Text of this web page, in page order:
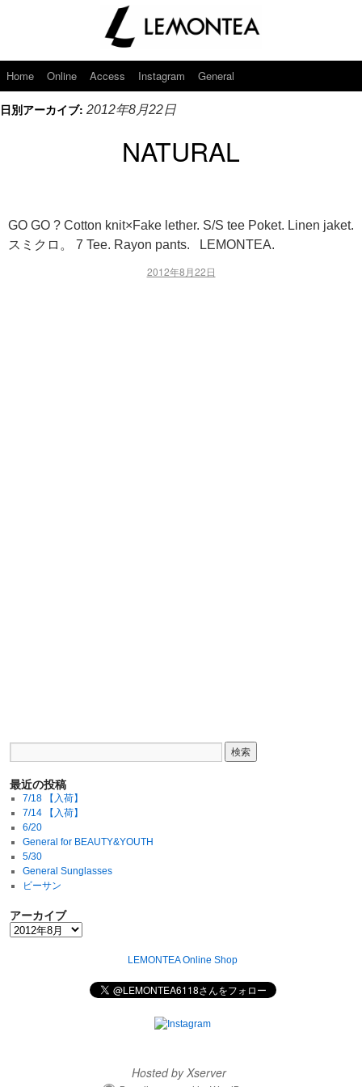
Home Online Access Instagram General
日別アーカイブ: 2012年8月22日
NATURAL
GO GO ? Cotton knit×Fake lether. S/S tee Poket. Linen jaket.
スミクロ。 7 Tee. Rayon pants. LEMONTEA.
2012年8月22日
最近の投稿
7/18 【入荷】
7/14 【入荷】
6/20
General for BEAUTY&YOUTH
5/30
General Sunglasses
ビーサン
アーカイブ
LEMONTEA Online Shop
Hosted by Xserver